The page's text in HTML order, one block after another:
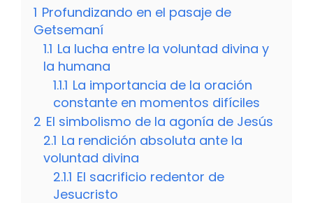
1 Profundizando en el pasaje de
Getsemaní
1.1 La lucha entre la voluntad divina y
la humana
1.1.1 La importancia de la oración
constante en momentos difíciles
2 El simbolismo de la agonía de Jesús
2.1 La rendición absoluta ante la
voluntad divina
2.1.1 El sacrificio redentor de
Jesucristo